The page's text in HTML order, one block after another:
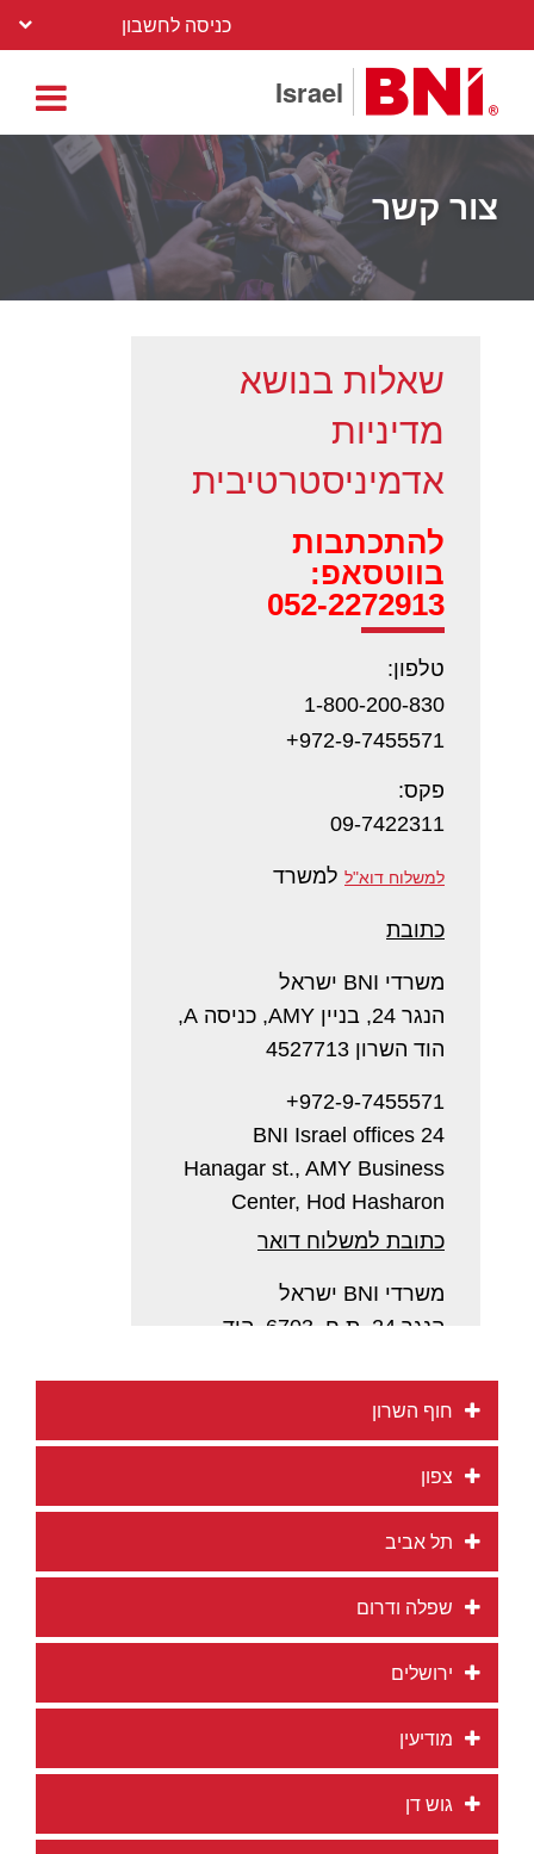
כניסה לחשבון
Israel
צור קשר
שאלות בנושא
מדיניות
אדמיניסטרטיבית
להתכתבות
בווטסאפ:
052-2272913
טלפון:
1-800-200-830
972-9-7455571+
פקס:
09-7422311
למשלוח דוא"ל למשרד
כתובת
משרדי BNI ישראל
הנגר 24, בניין AMY, כניסה A,
הוד השרון 4527713
972-9-7455571+
BNI Israel offices 24
Hanagar st., AMY Business
Center, Hod Hasharon
כתובת למשלוח דואר
משרדי BNI ישראל
הנגר 24, ת.ח. 6703, הוד
חוף השרון
צפון
תל אביב
שפלה ודרום
ירושלים
מודיעין
גוש דן